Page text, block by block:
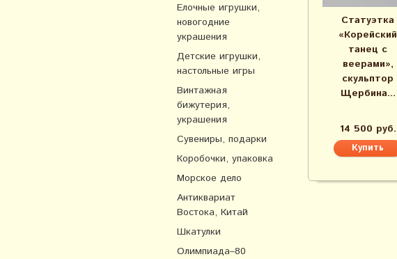
Елочные игрушки,
новогодние
украшения
Детские игрушки,
настольные игры
Винтажная
бижутерия,
украшения
Сувениры, подарки
Коробочки, упаковка
Морское дело
Антиквариат
Востока, Китай
Шкатулки
Олимпиада–80
Статуэтка
«Корейский
танец с
веерами»,
скульптор
Щербина...
14 500 руб.